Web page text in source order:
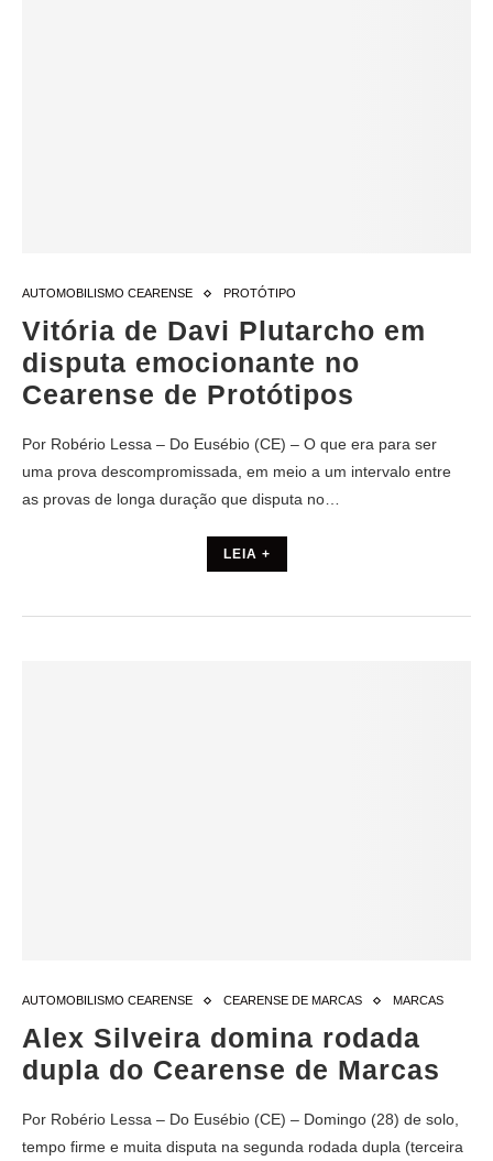
AUTOMOBILISMO CEARENSE PROTÓTIPO
Vitória de Davi Plutarcho em
disputa emocionante no
Cearense de Protótipos
Por Robério Lessa – Do Eusébio (CE) – O que era para ser
uma prova descompromissada, em meio a um intervalo entre
as provas de longa duração que disputa no…
LEIA +
AUTOMOBILISMO CEARENSE CEARENSE DE MARCAS MARCAS
Alex Silveira domina rodada
dupla do Cearense de Marcas
Por Robério Lessa – Do Eusébio (CE) – Domingo (28) de solo,
tempo firme e muita disputa na segunda rodada dupla (terceira